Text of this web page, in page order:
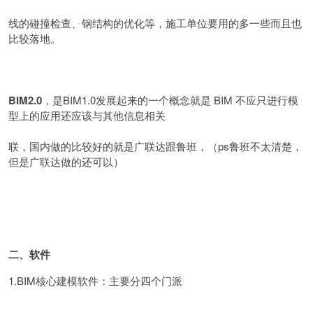
线的碰撞检查、钢结构的优化等，施工单位要用的多一些而且也
比较落地。
BIM2.0 ，是BIM1.0发展起来的一个概念就是 BIM 不应只进行模
型上的应用还应该与其他信息相关
联，国内做的比较好的就是广联达跟鲁班，（ps鲁班不太清楚，
但是广联达做的还可以）
二、软件
1.BIM核心建模软件：主要分四个门派